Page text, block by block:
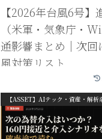
【2026年台風6号】
（米軍・気象庁・
通影響まとめ｜次回
風対策リスト
【ASSET】AIテック・資産・解析